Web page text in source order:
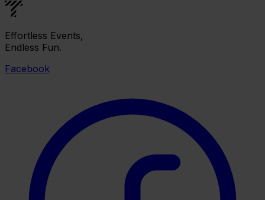
Effortless Events,
Endless Fun.
Facebook